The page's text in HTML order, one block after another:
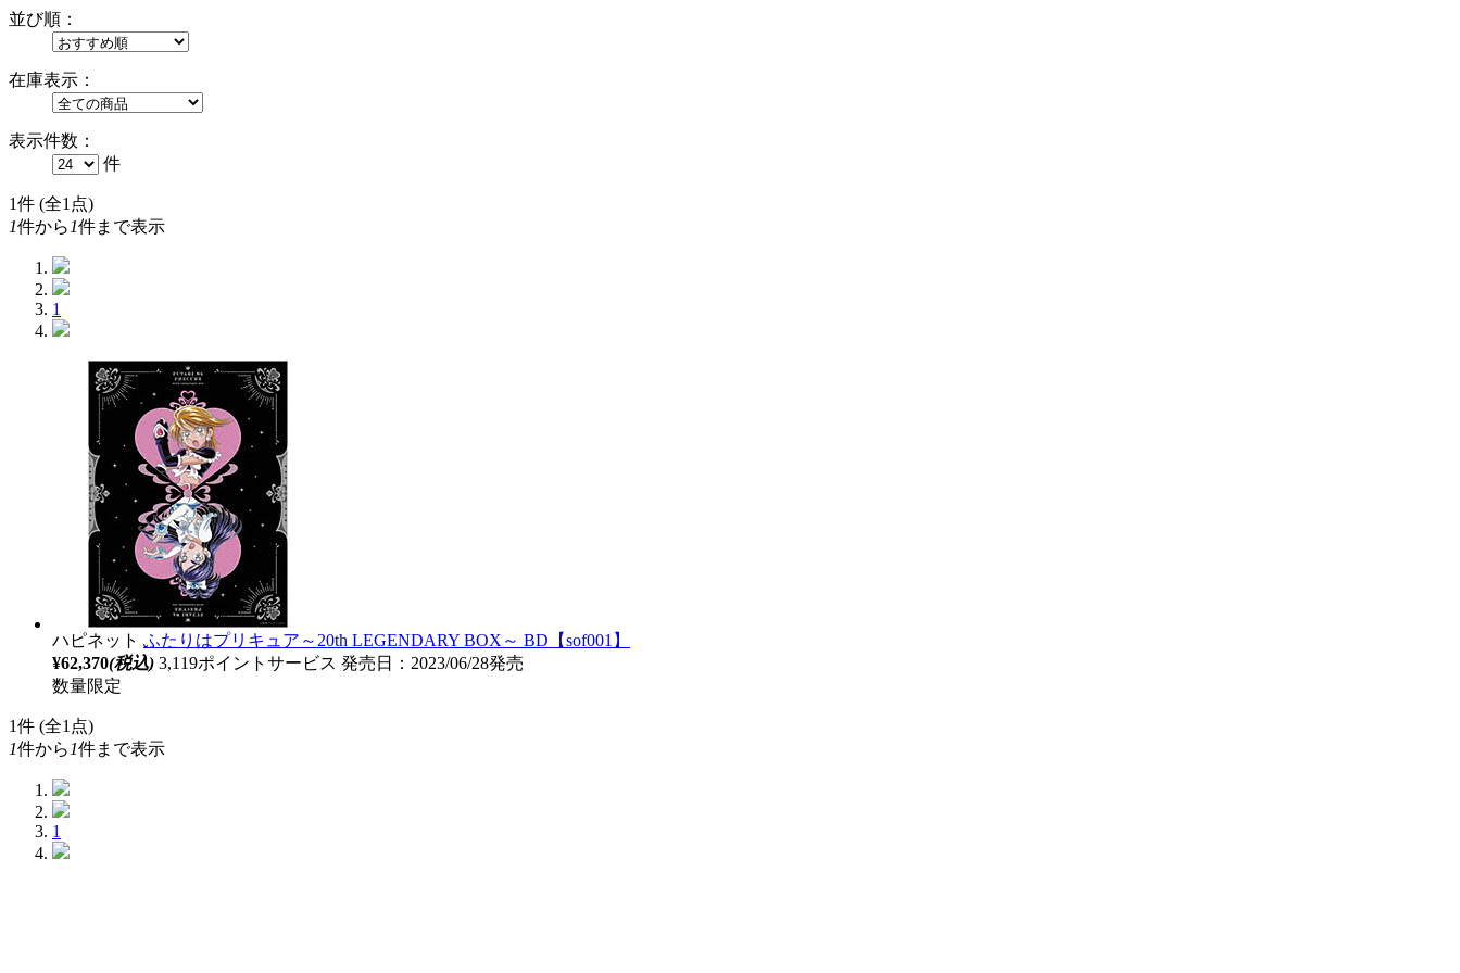
並び順：
在庫表示：
表示件数：
件
1件 (全1点)
1件から 1件まで表示
1
ハピネット ふたりはプリキュア～20th LEGENDARY BOX～ BD【sof001】
¥62,370(税込) 3,119ポイントサービス 発売日：2023/06/28発売
数量限定
1件 (全1点)
1件から 1件まで表示
1